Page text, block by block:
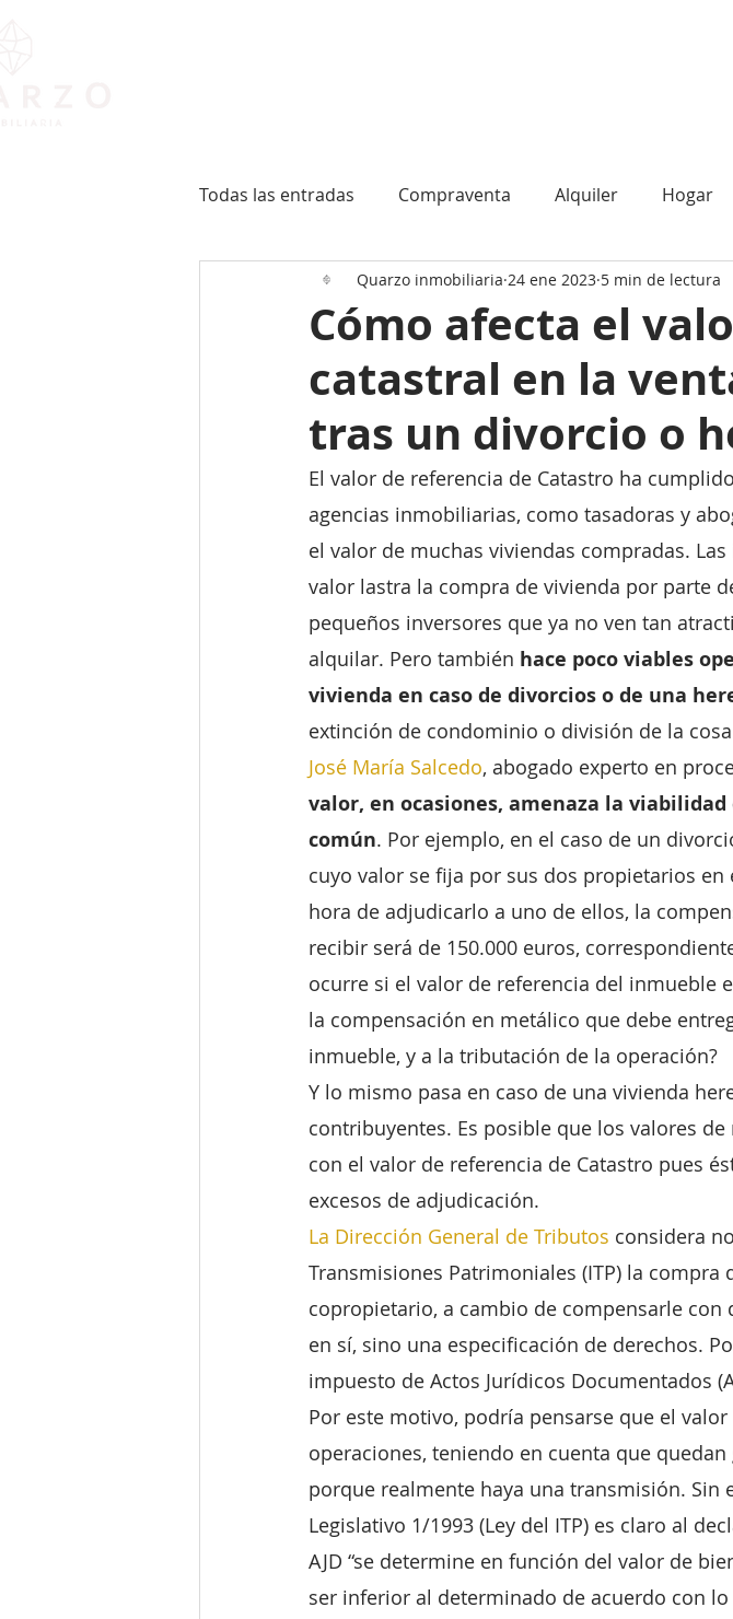
Todas las entradas Compraventa Alquiler Hogar
Cómo afecta el
catastral en la
tras un divorcio o
Quarzo inmobiliaria 24 ene 2023 5 min de lectura
El valor de referencia de Catastro ha
agencias inmobiliarias, como tasadoras y
el valor de muchas viviendas compradas.
valor lastra la compra de vivienda por parte
pequeños inversores que ya no ven tan
alquilar. Pero también hace poco viables
vivienda en caso de divorcios o de una
extinción de condominio o división de la
José María Salcedo, abogado experto en
valor, en ocasiones, amenaza la
común. Por ejemplo, en el caso de un
cuyo valor se fija por sus dos propietarios
hora de adjudicarlo a uno de ellos, la
recibir será de 150.000 euros,
ocurre si el valor de referencia del inmueble
la compensación en metálico que debe
inmueble, y a la tributación de la operación?
Y lo mismo pasa en caso de una vivienda
contribuyentes. Es posible que los valores
con el valor de referencia de Catastro pues
excesos de adjudicación.
La Dirección General de Tributos considera
Transmisiones Patrimoniales (ITP) la
copropietario, a cambio de compensarle
en sí, sino una especificación de derechos.
impuesto de Actos Jurídicos Documentados
Por este motivo, podría pensarse que el
operaciones, teniendo en cuenta que
porque realmente haya una transmisión. Sin
Legislativo 1/1993 (Ley del ITP) es claro al
AJD “se determine en función del valor de
ser inferior al determinado de acuerdo con